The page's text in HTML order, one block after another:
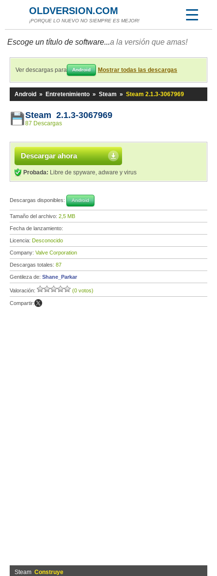
OLDVERSION.COM
¡PORQUE LO NUEVO NO SIEMPRE ES MEJOR!
Escoge un título de software...a la versión que amas!
Ver descargas para Android Mostrar todas las descargas
Android » Entretenimiento » Steam » Steam 2.1.3-3067969
Steam 2.1.3-3067969
87 Descargas
Descargar ahora
Probada: Libre de spyware, adware y virus
Descargas disponibles: Android
Tamaño del archivo: 2,5 MB
Fecha de lanzamiento:
Licencia: Desconocido
Company: Valve Corporation
Descargas totales: 87
Gentileza de: Shane_Parkar
Valoración: (0 votos)
Compartir:
Steam Construye